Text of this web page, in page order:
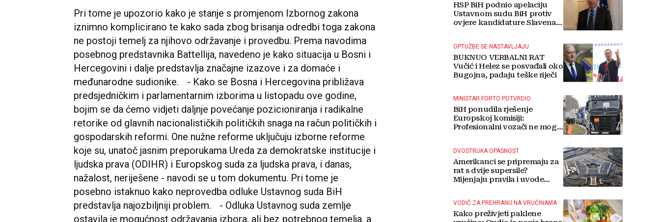
Pri tome je upozorio kako je stanje s promjenom Izbornog zakona
iznimno komplicirano te kako sada zbog brisanja odredbi toga zakona
ne postoji temelj za njihovo održavanje i provedbu. Prema navodima
posebnog predstavnika Battellija, navedeno je kako situacija u Bosni i
Hercegovini i dalje predstavlja značajne izazove i za domaće i
međunarodne sudionike. - Kako se Bosna i Hercegovina približava
predsjedničkim i parlamentarnim izborima u listopadu ove godine,
bojim se da ćemo vidjeti daljnje povećanje pozicioniranja i radikalne
retorike od glavnih nacionalističkih političkih snaga na račun političkih i
gospodarskih reformi. One nužne reforme uključuju izborne reforme
koje su, unatoč jasnim preporukama Ureda za demokratske institucije i
ljudska prava (ODIHR) i Europskog suda za ljudska prava, i danas,
nažalost, neriješene - navodi se u tom dokumentu. Pri tome je
posebno istaknuo kako neprovedba odluke Ustavnog suda BiH
predstavlja najozbiljniji problem. - Odluka Ustavnog suda zemlje
ostavila je mogućnost održavanja izbora, ali bez potrebnog temelja, a
HSP BiH podnio apelaciju
Ustavnom sudu BiH protiv
ovjere kandidature Slavena
OPTUŽBE SE NASTAVLJAJU
BUKNUO VERBALNI RAT
Vučić i Helez se posvađali oko
Bugojna, padaju teške riječi
MINISTAR FORTO POTVRDIO
BiH ponudila rješenje
Europskoj komisiji:
Profesionalni vozači ne mogu
DVOSTRUKA OPASNOST
Amerikanci se pripremaju za
rat s dvije supersile?
Mijenjaju pravila i uvode
VODIČ ZA PREHRANU NA VRUĆINAMA
Kako preživjeti paklene